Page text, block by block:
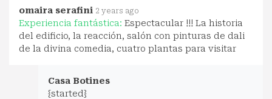
omaira serafini 2 years ago
Experiencia fantástica: Espectacular !!! La historia
del edificio, la reacción, salón con pinturas de dali
de la divina comedia, cuatro plantas para visitar
Casa Botines
{started}